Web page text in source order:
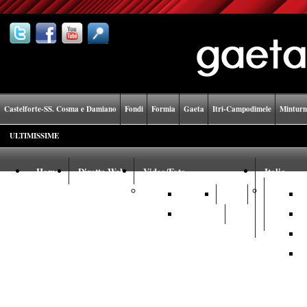
Castelforte-SS. Cosma e Damiano Fondi Formia Gaeta Itri-Campodimele
ULTIMISSIME
Home Diretta Web
Video/Foto
Video
Italia